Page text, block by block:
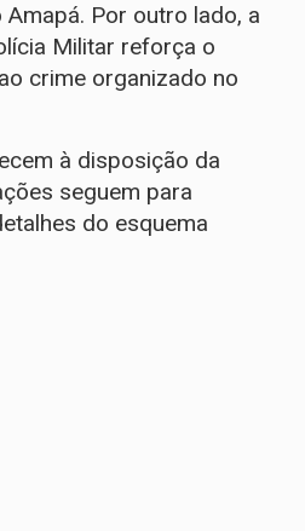
Por outro lado, a
Militar reforça o
crime organizado no
à disposição da
seguem para
do esquema